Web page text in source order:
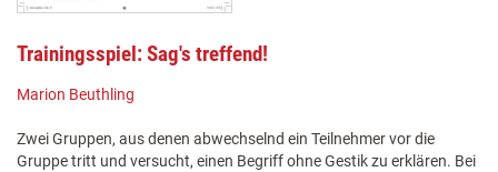
Trainingsspiel: Sag's treffend!
Marion Beuthling
Zwei Gruppen, aus denen abwechselnd ein Teilnehmer vor die
Gruppe tritt und versucht, einen Begriff ohne Gestik zu erklären. Bei